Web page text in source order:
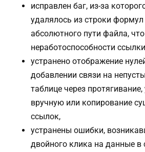
исправлен баг, из-за
удалялось из строки
абсолютного пути файла,
неработоспособности
устранено отображение
добавлении связи на
таблице через
вручную или копирование
ссылок,
устранены ошибки,
двойного клика на данные в